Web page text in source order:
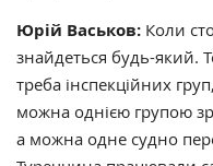
Юрій Васьков: Коли
знайдеться будь-який.
треба інспекційних
можна однією групою
а можна одне судно